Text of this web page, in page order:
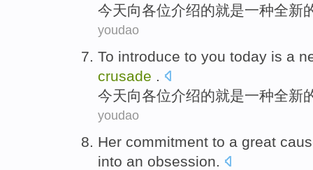
今天向各位介绍的就是一种全新
youdao
To introduce to you today is a
crusade .
今天向各位介绍的就是一种全新
youdao
Her commitment to a great
into an obsession